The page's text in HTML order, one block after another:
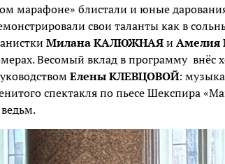
марафоне» блистали и юные
свои таланты как в
Милана КАЛЮЖНАЯи
Весомый вклад в программу внёс
Елены КЛЕВЦОВОЙ:
спектакля по пьесе Шекспира